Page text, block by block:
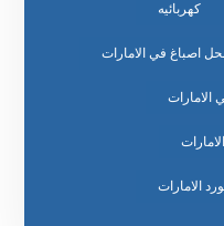
كهربائيه
اصباغ في الامارات
الامارات